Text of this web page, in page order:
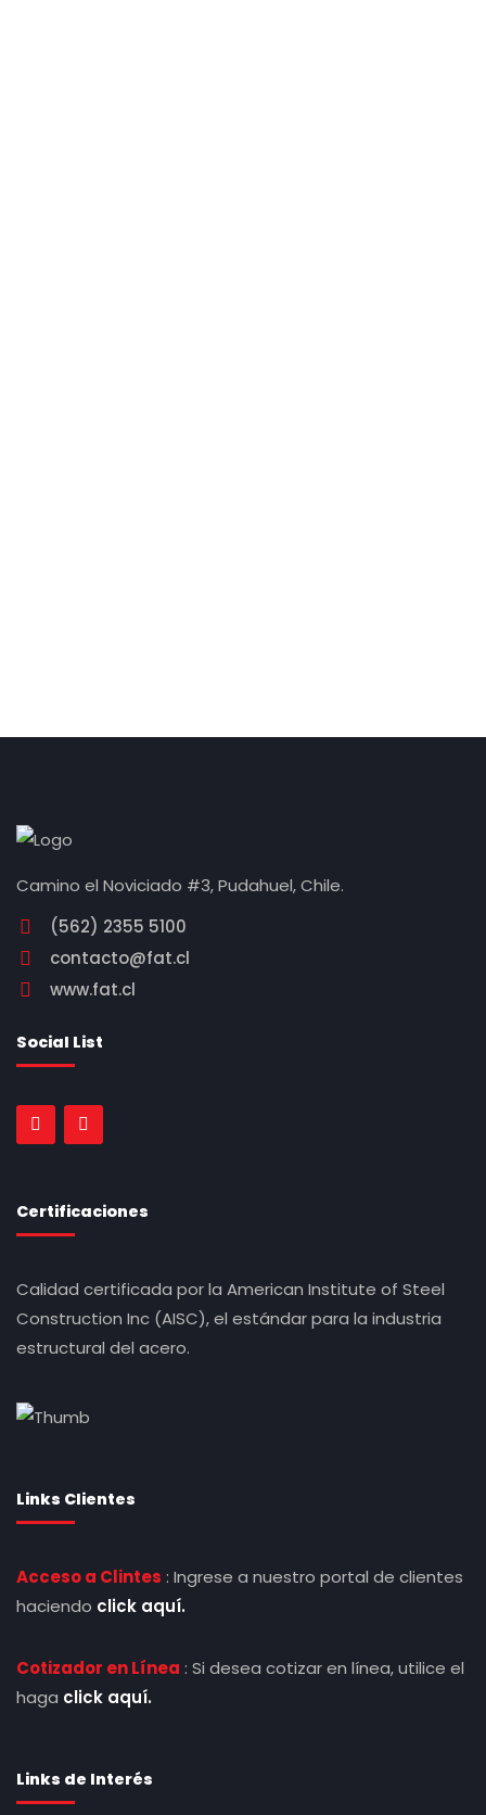
Camino el Noviciado #3, Pudahuel, Chile.
(562) 2355 5100
contacto@fat.cl
www.fat.cl
Social List
Certificaciones
Calidad certificada por la American Institute of Steel
Construction Inc (AISC), el estándar para la industria
estructural del acero.
Links Clientes
Acceso a Clintes : Ingrese a nuestro portal de clientes
haciendo click aquí.
Cotizador en Línea : Si desea cotizar en línea, utilice el
haga click aquí.
Links de Interés